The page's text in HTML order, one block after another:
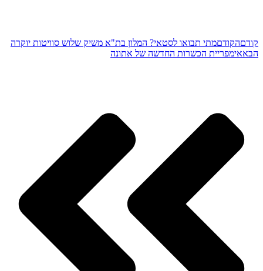
קודםהקודםמתי תבואו לסטאי? המלון בת"א משיק שלוש סוויטות יוקרה
הבאאימפריית הכשרות החדשה של אתונה